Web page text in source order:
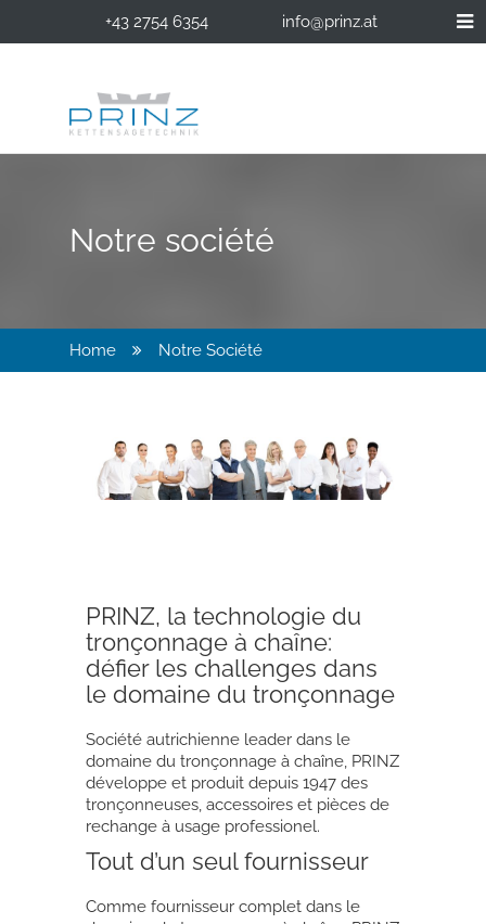
+43 2754 6354 info@prinz.at
Notre société
Home Notre Société
PRINZ, la technologie du
tronçonnage à chaîne:
défier les challenges dans
le domaine du tronçonnage
Société autrichienne leader dans le
domaine du tronçonnage à chaîne, PRINZ
développe et produit depuis 1947 des
tronçonneuses, accessoires et pièces de
rechange à usage professionel.
Tout d’un seul fournisseur
Comme fournisseur complet dans le